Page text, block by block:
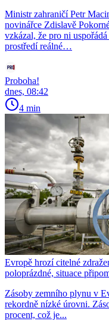
Ministr zahraničí Petr
novinářce Zdislavě
vzkázal, že pro ni
prostředí reálné…
Proboha!
dnes, 08:42
4 min
Evropě hrozí citelné
poloprázdné, situace
Zásoby zemního plynu v
rekordně nízké úrovni.
procent, což je...